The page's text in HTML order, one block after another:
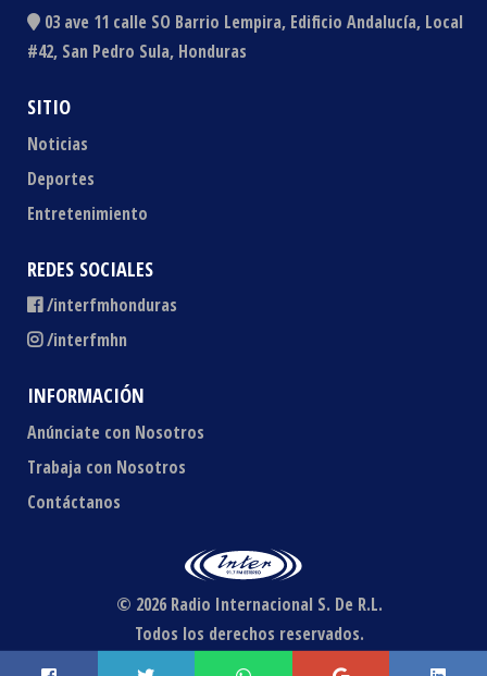
03 ave 11 calle SO Barrio Lempira, Edificio Andalucía, Local
#42, San Pedro Sula, Honduras
SITIO
Noticias
Deportes
Entretenimiento
REDES SOCIALES
/interfmhonduras
/interfmhn
INFORMACIÓN
Anúnciate con Nosotros
Trabaja con Nosotros
Contáctanos
© 2026 Radio Internacional S. De R.L.
Todos los derechos reservados.